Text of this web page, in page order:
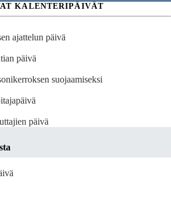
KALENTERIPÄIVÄT
ajattelun päivä
päivä
suojaamiseksi
päivä